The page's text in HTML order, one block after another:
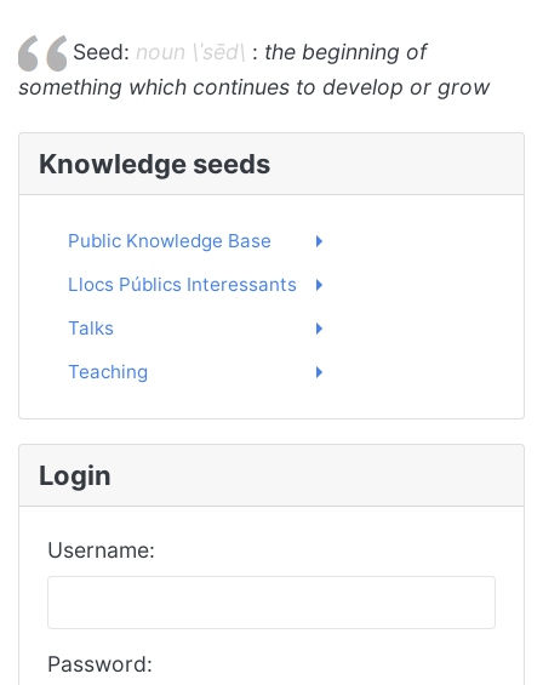
Seed: noun \ˈsēd\ : the beginning of
something which continues to develop or grow
Knowledge seeds
Public Knowledge Base
Llocs Públics Interessants
Talks
Teaching
Login
Username:
Password: